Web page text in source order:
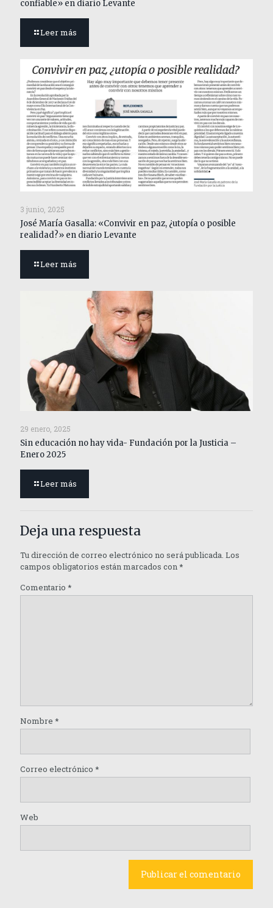
confiable» en diario Levante
Leer más
3 junio, 2025
José María Gasalla: «Convivir en paz, ¿utopía o posible
realidad?» en diario Levante
Leer más
29 enero, 2025
Sin educación no hay vida- Fundación por la Justicia –
Enero 2025
Leer más
Deja una respuesta
Tu dirección de correo electrónico no será publicada. Los
campos obligatorios están marcados con*
Comentario *
Nombre *
Correo electrónico *
Web